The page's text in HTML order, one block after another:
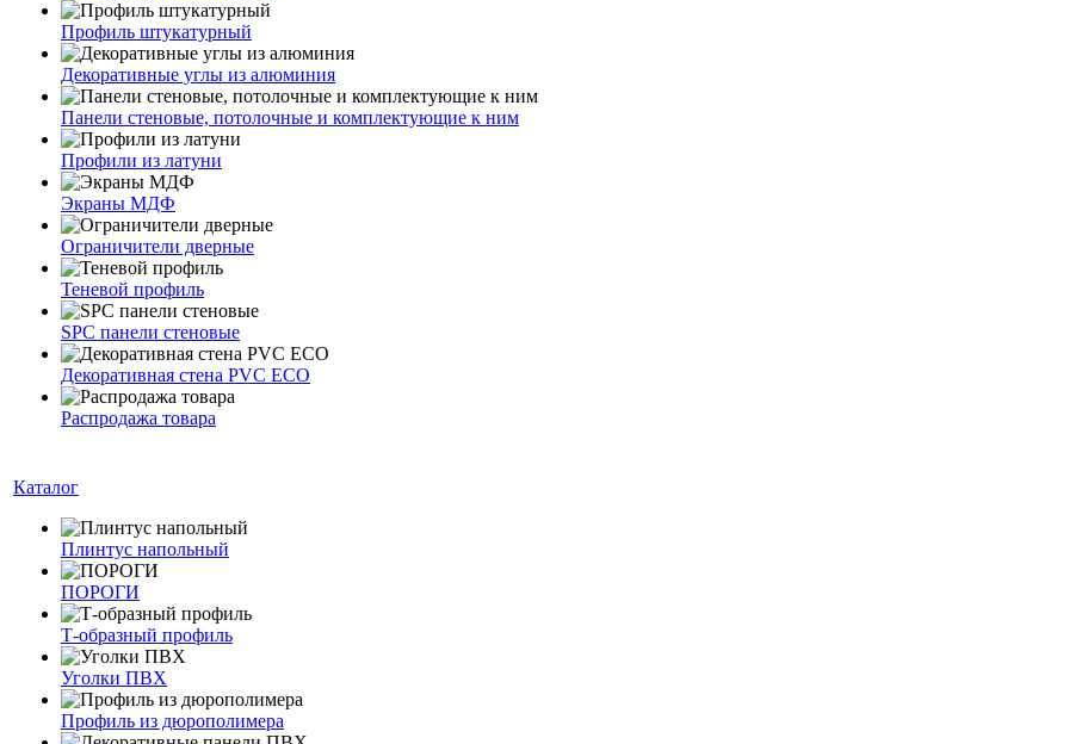
Профиль штукатурный
Декоративные углы из алюминия
Панели стеновые, потолочные и комплектующие к ним
Профили из латуни
Экраны МДФ
Ограничители дверные
Теневой профиль
SPC панели стеновые
Декоративная стена PVC ECO
Распродажа товара
Каталог
Плинтус напольный
ПОРОГИ
Т-образный профиль
Уголки ПВХ
Профиль из дюрополимера